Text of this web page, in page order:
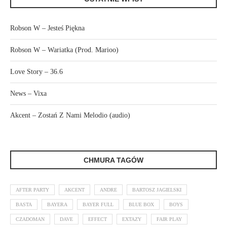
Robson W – Jesteś Piękna
Robson W – Wariatka (Prod. Marioo)
Love Story – 36.6
News – Vixa
Akcent – Zostań Z Nami Melodio (audio)
CHMURA TAGÓW
AFTER PARTY AKCENT ANDRE BARTOSZ JAGIELSKI
BASTA BAYERA BAYER FULL BLUE BOX BOYS
CZADOMAN DAVE EFFECT EXTAZY FAIR PLAY